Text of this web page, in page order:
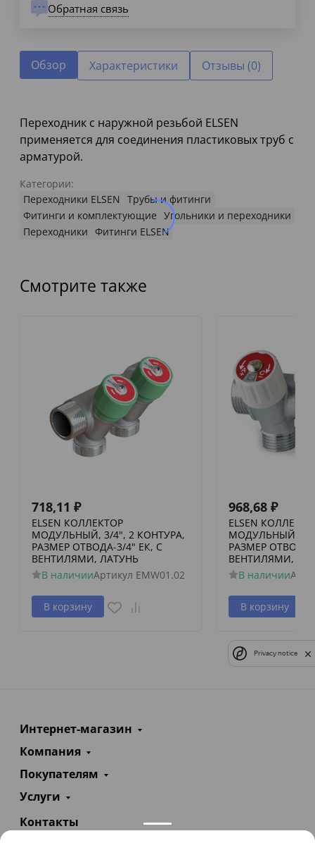
Обратная связь
Обзор Характеристики Отзывы (0)
Переходник с наружной резьбой ELSEN
применяется для соединения пластиковых труб с
арматурой.
Категории:
Переходники ELSEN Трубы и фитинги
Фитинги и комплектующие Угольники и переходники
Переходники Фитинги ELSEN
Смотрите также
718,11 ₽
ELSEN КОЛЛЕКТОР
МОДУЛЬНЫЙ, 3/4", 2 КОНТУРА,
РАЗМЕР ОТВОДА-3/4" ЕК, С
ВЕНТИЛЯМИ, ЛАТУНЬ
В наличииАртикул EMW01.02
В корзину
968,68 ₽
ELSEN
МОДУЛЬНЫЙ, 3/
РАЗМЕР ОТВОДА-
ВЕНТИЛЯМИ,
В наличии
В корзину
Интернет-магазин
Компания
Покупателям
Услуги
Контакты
Privacy notice